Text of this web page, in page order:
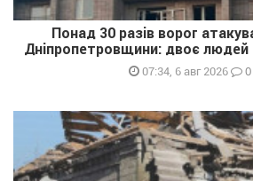
Понад 30 разів ворог
Дніпропетровщини: двоє людей
07:34, 6 авг 2026 0